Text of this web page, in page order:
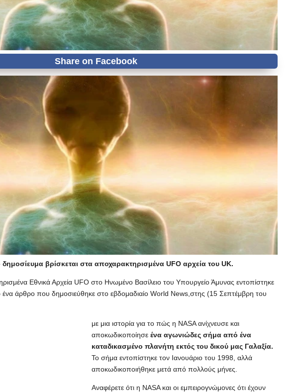
δημοσίευμα βρίσκεται στα αποχαρακτηρισμένα UFO αρχεία του UK.
Εθνικά Αρχεία UFO στο Ηνωμένο Βασίλειο του Υπουργείο Άμυνας εντοπίστηκε
ένα άρθρο που δημοσιεύθηκε στο εβδομαδιαίο World News,στης (15 Σεπτέμβρη του
με μια ιστορία για το πώς η NASA ανίχνευσε και
αποκωδικοποίησε ένα αγωνιώδες σήμα από ένα
καταδικασμένο πλανήτη εκτός του δικού μας Γαλαξία.
Το σήμα εντοπίστηκε τον Ιανουάριο του 1998, αλλά
αποκωδικοποιήθηκε μετά από πολλούς μήνες.
Αναφέρετε ότι η NASA και οι εμπειρογνώμονες ότι έχουν